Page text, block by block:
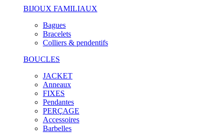
BIJOUX FAMILIAUX
Bagues
Bracelets
Colliers & pendentifs
BOUCLES
JACKET
Anneaux
FIXES
Pendantes
PERÇAGE
Accessoires
Barbelles